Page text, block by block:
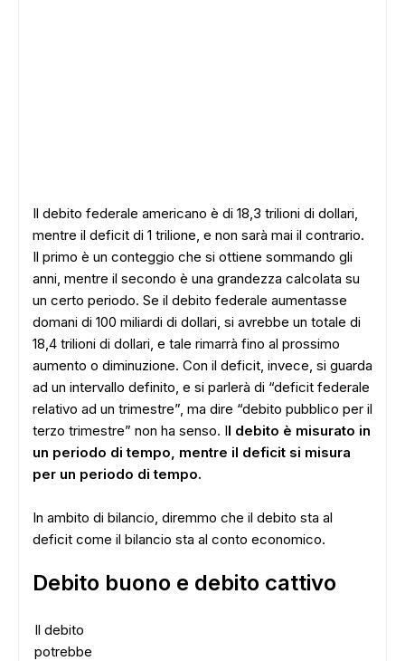
Il debito federale americano è di 18,3 trilioni di dollari,
mentre il deficit di 1 trilione, e non sarà mai il contrario.
Il primo è un conteggio che si ottiene sommando gli
anni, mentre il secondo è una grandezza calcolata su
un certo periodo. Se il debito federale aumentasse
domani di 100 miliardi di dollari, si avrebbe un totale di
18,4 trilioni di dollari, e tale rimarrà fino al prossimo
aumento o diminuzione. Con il deficit, invece, si guarda
ad un intervallo definito, e si parlerà di “deficit federale
relativo ad un trimestre”, ma dire “debito pubblico per il
terzo trimestre” non ha senso. Il debito è misurato in
un periodo di tempo, mentre il deficit si misura
per un periodo di tempo.
In ambito di bilancio, diremmo che il debito sta al
deficit come il bilancio sta al conto economico.
Debito buono e debito cattivo
Il debito
potrebbe